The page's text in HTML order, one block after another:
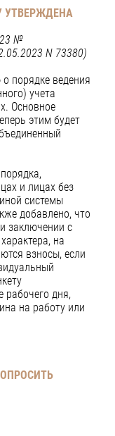
УТВЕРЖДЕНА
№
N 73380)
порядке ведения
учета
Основное
этим будет
и лицах без
системы
добавлено, что
заключении с
на
взносы, если
рабочего дня,
на работу или